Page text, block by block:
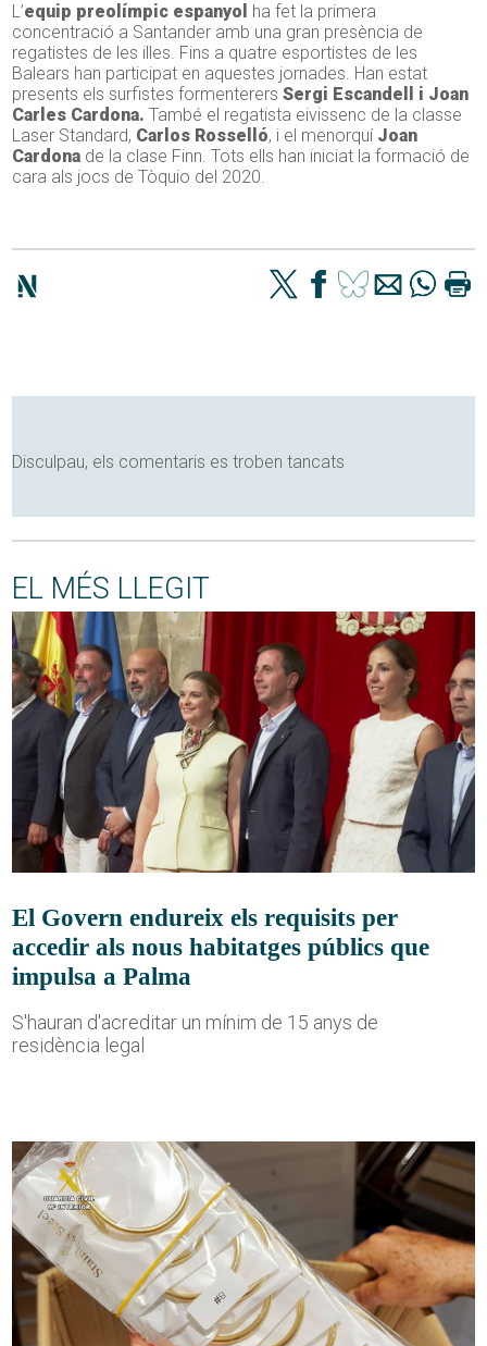
L’equip preolímpic espanyol
ha fet la primera
concentració a Santander amb una gran presència de
regatistes de les illes. Fins a quatre esportistes de les
Balears han participat en aquestes jornades. Han estat
presents els surfistes formenterersSergi Escandell i Joan
Carles Cardona. També el regatista eivissenc de la classe
Laser Standard, Carlos Rosselló, i el menorquí Joan
Cardona de la clase Finn. Tots ells han iniciat la formació de
cara als jocs de Tòquio del 2020.
Disculpau, els comentaris es troben tancats
EL MÉS LLEGIT
El Govern endureix els requisits per
accedir als nous habitatges públics que
impulsa a Palma
S'hauran d'acreditar un mínim de 15 anys de
residència legal